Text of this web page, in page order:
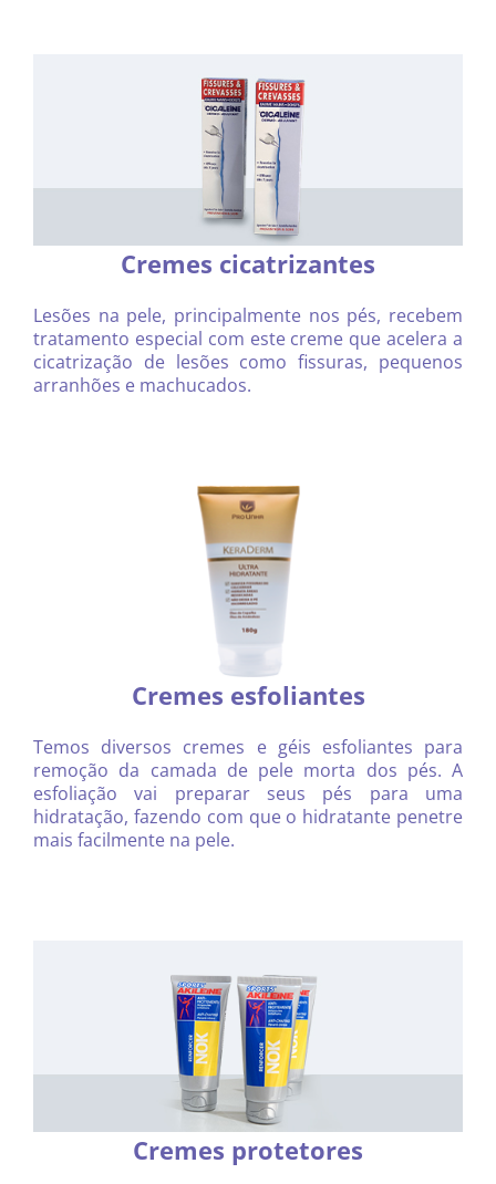
Cremes cicatrizantes
Lesões na pele, principalmente nos pés, recebem
tratamento especial com este creme que acelera a
cicatrização de lesões como fissuras, pequenos
arranhões e machucados.
Cremes esfoliantes
Temos diversos cremes e géis esfoliantes para
remoção da camada de pele morta dos pés. A
esfoliação vai preparar seus pés para uma
hidratação, fazendo com que o hidratante penetre
mais facilmente na pele.
Cremes protetores